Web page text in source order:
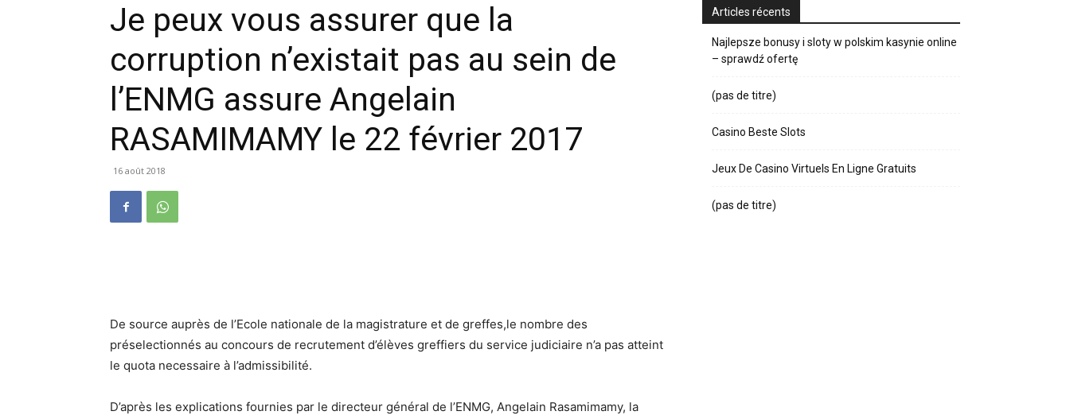
Je peux vous assurer que la
corruption n’existait pas au sein de
l’ENMG assure Angelain
RASAMIMAMY le 22 février 2017
16 août 2018
De source auprès de l’Ecole nationale de la magistrature et de greffes,le nombre des
préselectionnés au concours de recrutement d’élèves greffiers du service judiciaire n’a pas atteint
le quota necessaire à l’admissibilité.
D’après les explications fournies par le directeur général de l’ENMG, Angelain Rasamimamy, la
Articles récents
Najlepsze bonusy i sloty w polskim kasynie online
– sprawdź ofertę
(pas de titre)
Casino Beste Slots
Jeux De Casino Virtuels En Ligne Gratuits
(pas de titre)